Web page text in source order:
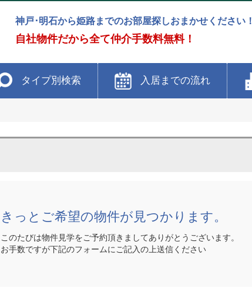
神戸･明石から姫路までのお部屋探しおまかせください！
自社物件だから全て仲介手数料無料！
タイプ別検索 入居までの流れ
きっとご希望の物件が見つかります。
このたびは物件見学をご予約頂きましてありがとうございます。
お手数ですが下記のフォームにご記入の上送信ください